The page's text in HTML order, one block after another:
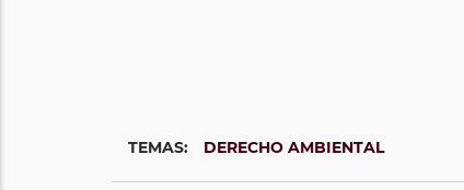
TEMAS: DERECHO AMBIENTAL